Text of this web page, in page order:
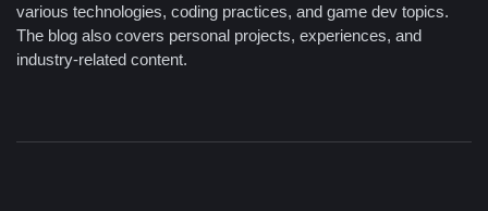
various technologies, coding practices, and game dev topics.
The blog also covers personal projects, experiences, and
industry-related content.